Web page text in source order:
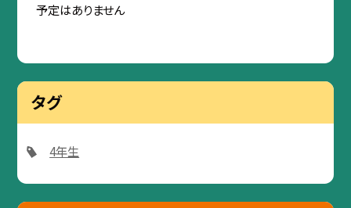
予定はありません
タグ
4年生